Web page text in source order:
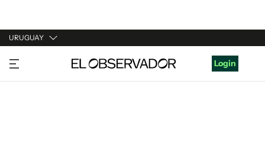
URUGUAY
URUGUAY
ARGENTINA
Login